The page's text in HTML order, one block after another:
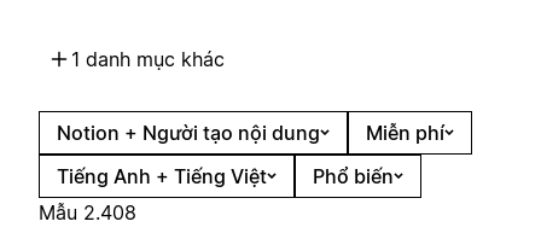
1 danh mục khác
Notion + Người tạo nội dung
Miễn phí
Tiếng Anh + Tiếng Việt
Phổ biến
Mẫu 2.408